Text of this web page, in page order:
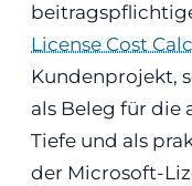
License Cost
Kundenprojekt,
als Beleg für die
Tiefe und als
der Microsoft-